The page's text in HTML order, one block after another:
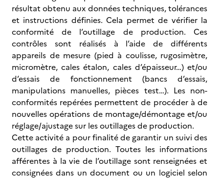
résultat obtenu aux données techniques, tolérances
et instructions définies. Cela permet de vérifier la
conformité de l’outillage de production. Ces
contrôles sont réalisés à l’aide de différents
appareils de mesure (pied à coulisse, rugosimètre,
micromètre, cales étalon, cales d’épaisseur…) et/ou
d’essais de fonctionnement (bancs d’essais,
manipulations manuelles, pièces test…). Les non-
conformités repérées permettent de procéder à de
nouvelles opérations de montage/démontage et/ou
réglage/ajustage sur les outillages de production.
Cette activité a pour finalité de garantir un suivi des
outillages de production. Toutes les informations
afférentes à la vie de l’outillage sont renseignées et
consignées dans un document ou un logiciel selon